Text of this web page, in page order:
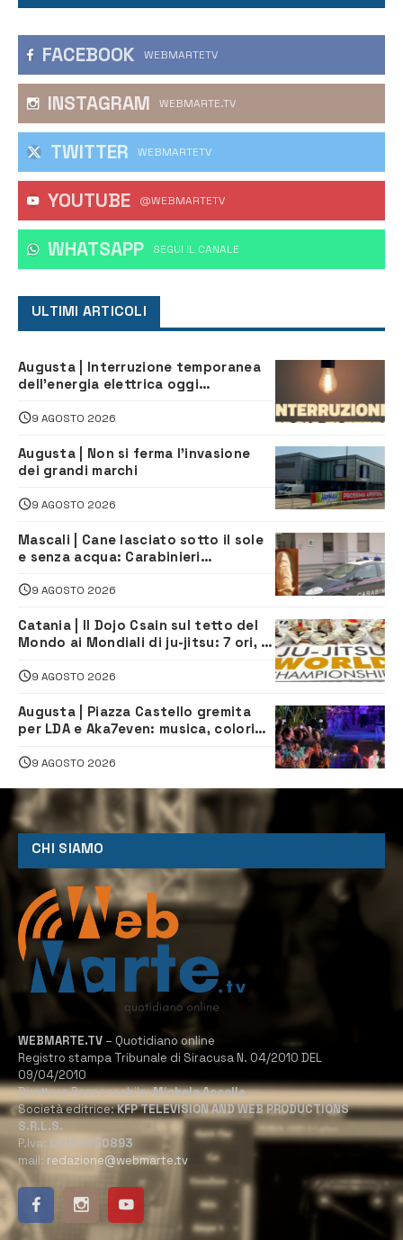
FACEBOOK WEBMARTETV
INSTAGRAM WEBMARTE.TV
TWITTER WEBMARTETV
YOUTUBE @WEBMARTETV
WHATSAPP ‎SEGUI IL CANALE
ULTIMI ARTICOLI
Augusta | Interruzione temporanea
dell’energia elettrica oggi
lavori
9 AGOSTO 2026
Augusta | Non si ferma l’invasione
dei grandi marchi
9 AGOSTO 2026
Mascali | Cane lasciato sotto il sole
e senza acqua: Carabinieri
9 AGOSTO 2026
Catania | Il Dojo Csain sul tetto del
Mondo ai Mondiali di ju-jitsu: 7 ori, 4
9 AGOSTO 2026
Augusta | Piazza Castello gremita
per LDA e Aka7even: musica, colori
9 AGOSTO 2026
CHI SIAMO
WEBMARTE.TV – Quotidiano online
Registro stampa Tribunale di Siracusa N. 04/2010 DEL
09/04/2010
Direttore Responsabile:Michele Accolla
Società editrice:KFP TELEVISION AND WEB PRODUCTIONS
S.R.L.S.
P.Iva: 02184950893
mail: redazione@webmarte.tv